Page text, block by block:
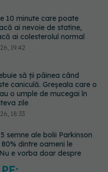
să ții pâinea când
caniculă. Greșeala care o
o umple de mucegai în
semne ale bolii Parkinson
dintre oameni le
e vorba doar despre
Cristea, manifest pentru
acceptare: Corpul
spune o poveste